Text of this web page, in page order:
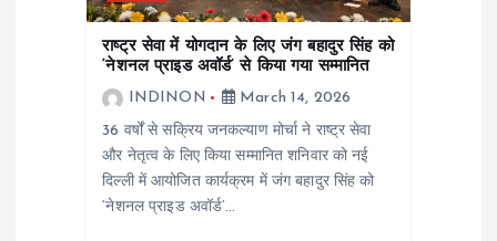
राष्ट्र सेवा में योगदान के लिए जंग बहादुर सिंह को
‘नेशनल प्राइड अवॉर्ड’ से किया गया सम्मानित
INDINON
March 14, 2026
36 वर्षों से सक्रिय जनकल्याण मोर्चा ने राष्ट्र सेवा
और नेतृत्व के लिए किया सम्मानित शनिवार को नई
दिल्ली में आयोजित कार्यक्रम में जंग बहादुर सिंह को
‘नेशनल प्राइड अवॉर्ड’…